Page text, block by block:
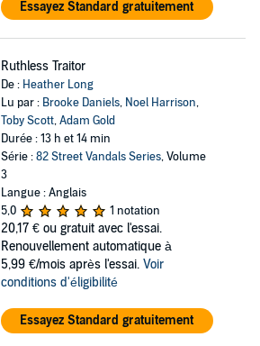
Essayez Standard gratuitement
Ruthless Traitor
De : Heather Long
Lu par : Brooke Daniels, Noel Harrison,
Toby Scott,Adam Gold
Durée : 13 h et 14 min
Série :82 Street Vandals Series, Volume
3
Langue : Anglais
5,0
1 notation
20,17 € ou gratuit avec l'essai.
Renouvellement automatique à
5,99 €/mois après l'essai. Voir
conditions d'éligibilité
Essayez Standard gratuitement